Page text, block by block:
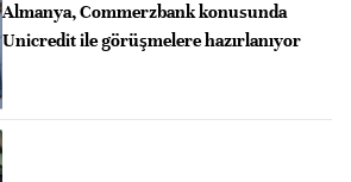
Almanya, Commerzbank konusunda
Unicredit ile görüşmelere hazırlanıyor